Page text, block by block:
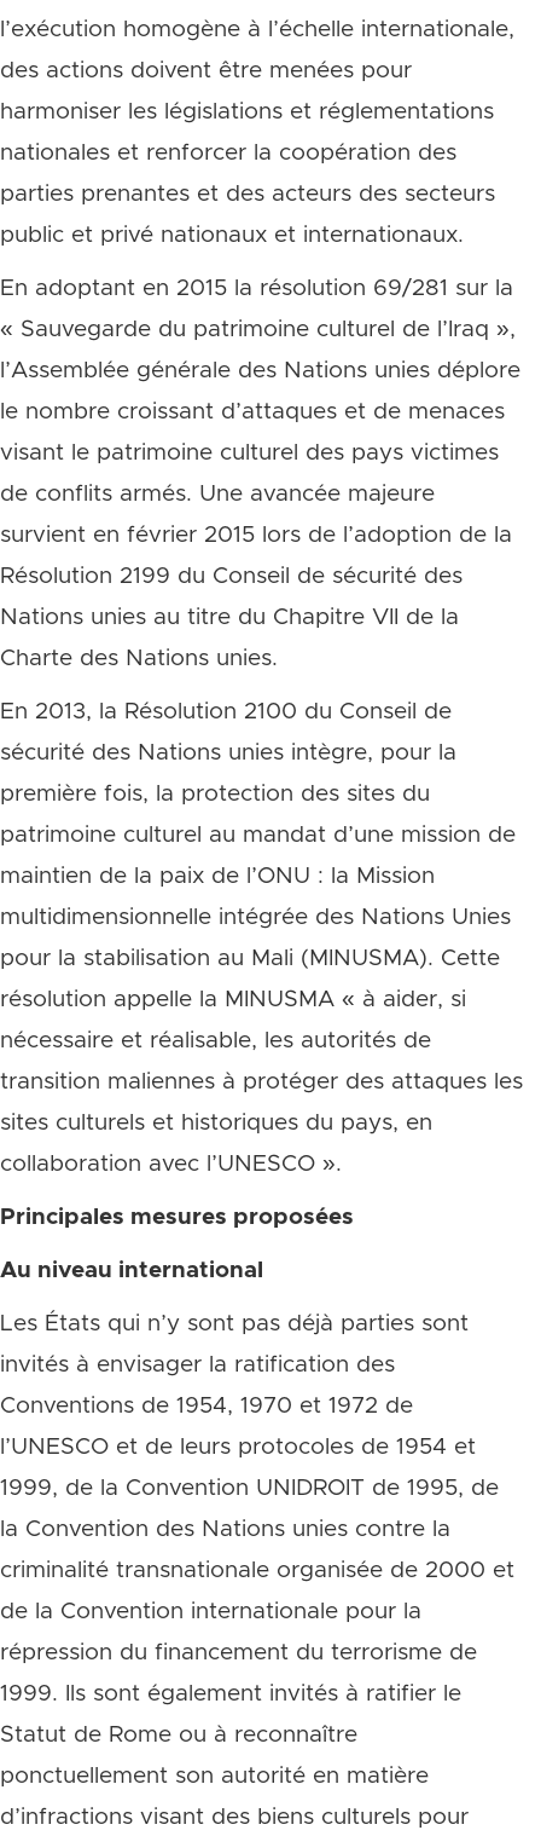
l’exécution homogène à l’échelle internationale,
des actions doivent être menées pour
harmoniser les législations et réglementations
nationales et renforcer la coopération des
parties prenantes et des acteurs des secteurs
public et privé nationaux et internationaux.
En adoptant en 2015 la résolution 69/281 sur la
« Sauvegarde du patrimoine culturel de l’Iraq »,
l’Assemblée générale des Nations unies déplore
le nombre croissant d’attaques et de menaces
visant le patrimoine culturel des pays victimes
de conflits armés. Une avancée majeure
survient en février 2015 lors de l’adoption de la
Résolution 2199 du Conseil de sécurité des
Nations unies au titre du Chapitre VII de la
Charte des Nations unies.
En 2013, la Résolution 2100 du Conseil de
sécurité des Nations unies intègre, pour la
première fois, la protection des sites du
patrimoine culturel au mandat d’une mission de
maintien de la paix de l’ONU : la Mission
multidimensionnelle intégrée des Nations Unies
pour la stabilisation au Mali (MINUSMA). Cette
résolution appelle la MINUSMA « à aider, si
nécessaire et réalisable, les autorités de
transition maliennes à protéger des attaques les
sites culturels et historiques du pays, en
collaboration avec l’UNESCO ».
Principales mesures proposées
Au niveau international
Les États qui n’y sont pas déjà parties sont
invités à envisager la ratification des
Conventions de 1954, 1970 et 1972 de
l’UNESCO et de leurs protocoles de 1954 et
1999, de la Convention UNIDROIT de 1995, de
la Convention des Nations unies contre la
criminalité transnationale organisée de 2000 et
de la Convention internationale pour la
répression du financement du terrorisme de
1999. Ils sont également invités à ratifier le
Statut de Rome ou à reconnaître
ponctuellement son autorité en matière
d’infractions visant des biens culturels pour